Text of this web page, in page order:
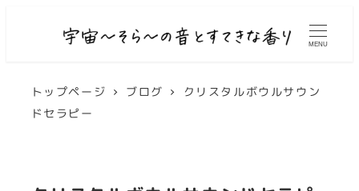
MENU
トップページ ブログ
クリスタルボウルサウン
ドセラピー